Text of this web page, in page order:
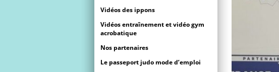
Vidéos des ippons
Vidéos entraînement et vidéo gym
acrobatique
Nos partenaires
Le passeport judo mode d’emploi